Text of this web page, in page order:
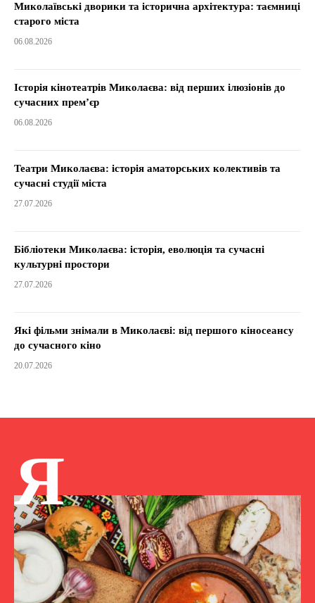
Миколаївські дворики та історична архітектура: таємниці
старого міста
06.08.2026
Історія кінотеатрів Миколаєва: від перших ілюзіонів до
сучасних прем’єр
06.08.2026
Театри Миколаєва: історія аматорських колективів та
сучасні студії міста
27.07.2026
Бібліотеки Миколаєва: історія, еволюція та сучасні
культурні простори
27.07.2026
Які фільми знімали в Миколаєві: від першого кіносеансу
до сучасного кіно
20.07.2026
Я